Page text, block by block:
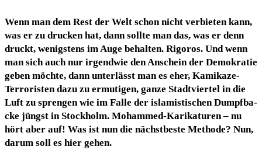
Wenn man dem Rest der Welt schon nicht ver­bie­ten kann,
was er zu dru­cken hat, dann soll­te man das, was er denn
druckt, wenigs­tens im Auge behal­ten. Rigo­ros. Und wenn
man sich auch nur irgend­wie den Anschein der Demo­kra­tie
geben möch­te, dann unter­lässt man es eher, Kami­ka­ze-
Ter­ro­ris­ten dazu zu ermu­ti­gen, gan­ze Stadt­vier­tel in die
Luft zu spren­gen wie im Fal­le der isla­mis­ti­schen Dumpf­ba­
cke jüngst in Stock­holm. Moham­med-Kari­ka­tu­ren – nu
hört aber auf! Was ist nun die nächst­bes­te Metho­de? Nun,
dar­um soll es hier gehen.